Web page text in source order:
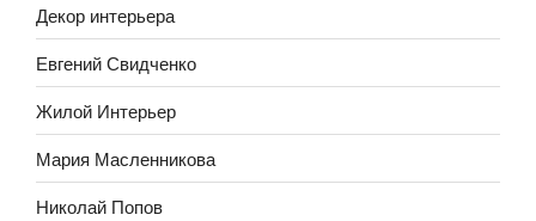
Декор интерьера
Евгений Свидченко
Жилой Интерьер
Мария Масленникова
Николай Попов